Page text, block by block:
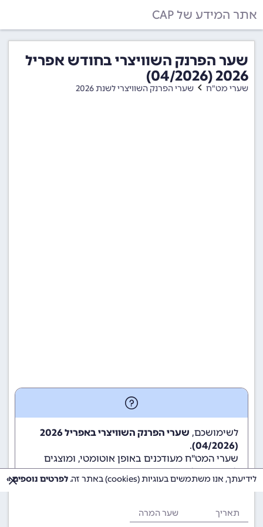
אתר המידע של CAP
שער הפרנק השוויצרי בחודש אפריל
2026 (04/2026)
שערי מט"ח שערי הפרנק השוויצרי לשנת 2026
לשימושכם,
שערי הפרנק השוויצרי באפריל 2026
(04/2026)
.
שערי המט"ח מעודכנים באופן אוטומטי, ומוצגים
לשימוש גולשי ומשתמשי האתר.
תאריך שער המרה
לידיעתך, אנו משתמשים בעוגיות (cookies) באתר זה. לפרטים נוספים »